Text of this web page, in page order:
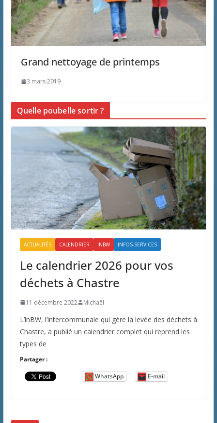
Grand nettoyage de printemps
3 mars 2019
Quelle poubelle sortir ?
ACTUALITÉS CALENDRIER INBW INFOS-SERVICES
Le calendrier 2026 pour vos
déchets à Chastre
11 décembre 2022 Michaël
L’inBW, l’intercommunale qui gère la levée des déchets à
Chastre, a publié un calendrier complet qui reprend les
types de
Partager :
WhatsApp E-mail